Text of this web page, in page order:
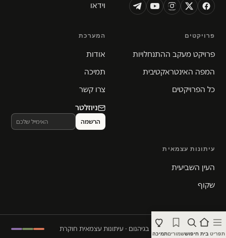
תפריט בית חיפוששמוריםתמיכה
וידאו
פרויקטים
פרויקט מעקב ההתנחלויות
המפה האינטראקטיבית
כל הפרויקטים
המערכת
אודות
תמיכה
צרו קשר
ניוזלטר
עיתונות עצמאית
העין השביעית
שקוף
© 2026 המקום הכי חם בגיהנום · עיתונות עצמאית חוקרת